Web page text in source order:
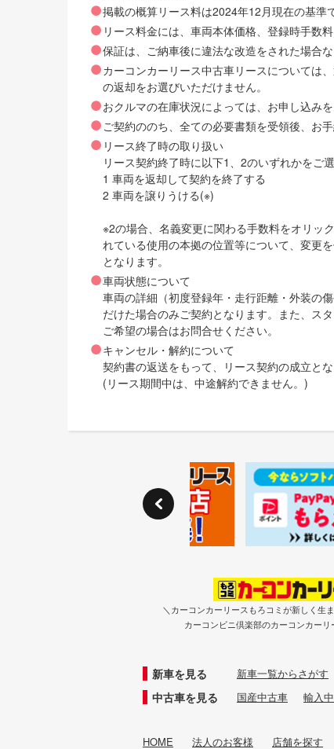
掲載の概算リース料は2024年12月現在の基準
リース料金には、車両本体価格、登録時手数
保証は、ご納車後に違法な改造をされた場合
カーコンカーリース中古車リースについては
の返却をお選びいただけません。
おクルマの在庫状況によっては、お申し込み
ご契約ののち、全ての必要書類を受領後、お
リース終了時の取り扱い
リース契約終了時に以下1、2のいずれかをご
1 車両を返却して契約を終了する
2 車両を譲りうける(※)
※2の場合、名義変更に関わる手数料をオリッ
れている使用の本拠の位置等について、変更
となります。
車両状態について
車両の詳細（初度登録年・走行距離・外装の
だけた場合のみご契約となります。また、ス
ご希望の場合はお問合せください。
キャンセル・解約について
契約書の返送をもって、リース契約の成立と
(リース期間中は、中途解約できません。)
＼カーコンカーリースもろコミが新しく生
カーコンビニ倶楽部のカーコンカーリ
新車を見る 新車一覧からさがす
中古車を見る 国産中古車 輸入
HOME 法人のお客様 店舗を探す